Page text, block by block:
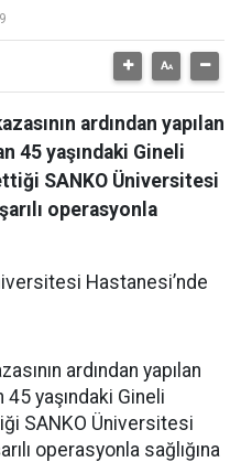
ardından yapılan
45 yaşındaki Gineli
SANKO Üniversitesi
operasyonla
Hastanesi’nde
ardından yapılan
yaşındaki Gineli
SANKO Üniversitesi
operasyonla sağlığına